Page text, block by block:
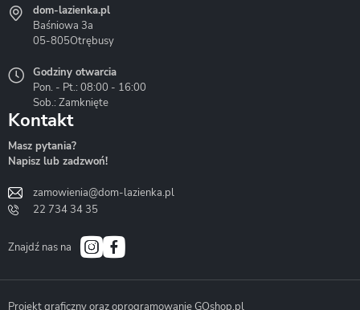
Hydrostop
Liveno
Bath&Spa
dom-lazienka.pl
Baśniowa 3a
05-805Otrębusy
Godziny otwarcia
Pon. - Pt.: 08:00 - 16:00
Sob.: Zamknięte
Kontakt
Masz pytania?
Napisz lub zadzwoń!
zamowienia@dom-lazienka.pl
22 734 34 35
Znajdź nas na
Projekt graficzny oraz oprogramowanie GOshop.pl